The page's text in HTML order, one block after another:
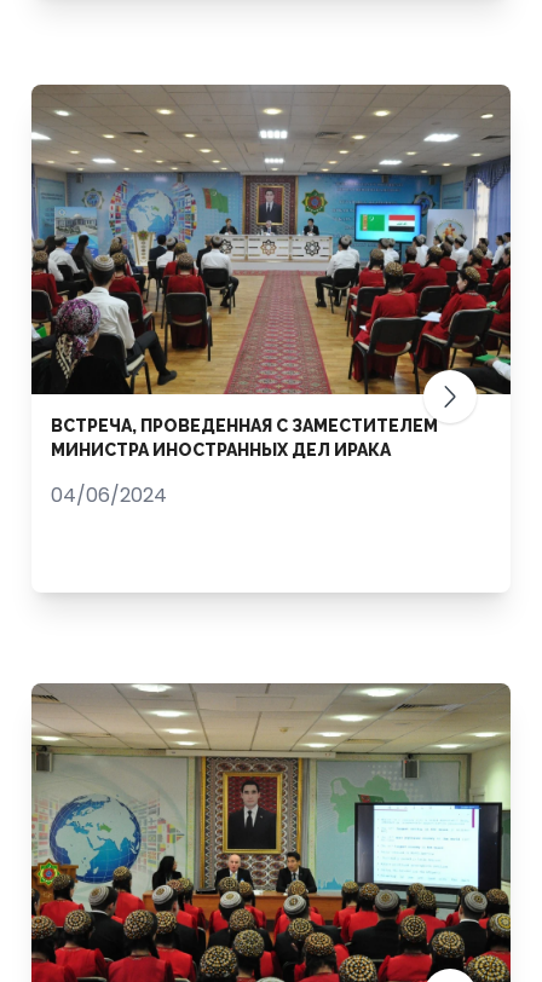
ВСТРЕЧА, ПРОВЕДЕННАЯ С ЗАМЕСТИТЕЛЕМ
МИНИСТРА ИНОСТРАННЫХ ДЕЛ ИРАКА
04/06/2024